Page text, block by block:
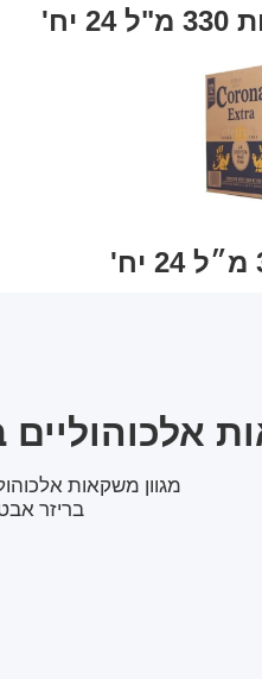
יח'
אלכוהוליים
מגוון משקאות
בריזר